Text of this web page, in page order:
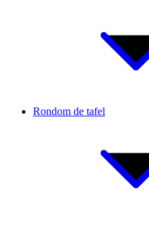
Rondom de tafel